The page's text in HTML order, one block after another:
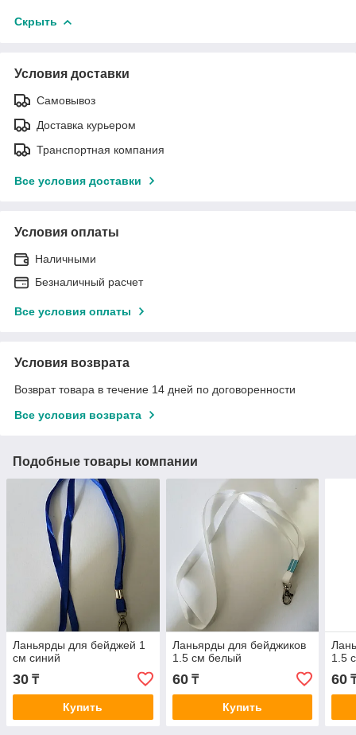
Скрыть
Условия доставки
Самовывоз
Доставка курьером
Транспортная компания
Все условия доставки
Условия оплаты
Наличными
Безналичный расчет
Все условия оплаты
Условия возврата
Возврат товара в течение 14 дней по договоренности
Все условия возврата
Подобные товары компании
Ланьярды для бейджей 1
см синий
30 ₸
Купить
Ланьярды для бейджиков
1.5 см белый
60₸
Купить
1.5
60